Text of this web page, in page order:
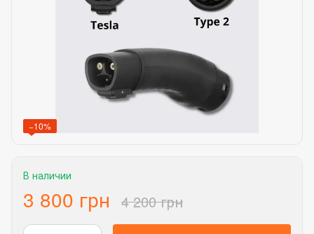
−10%
В наличии
3 800 грн 4 200 грн